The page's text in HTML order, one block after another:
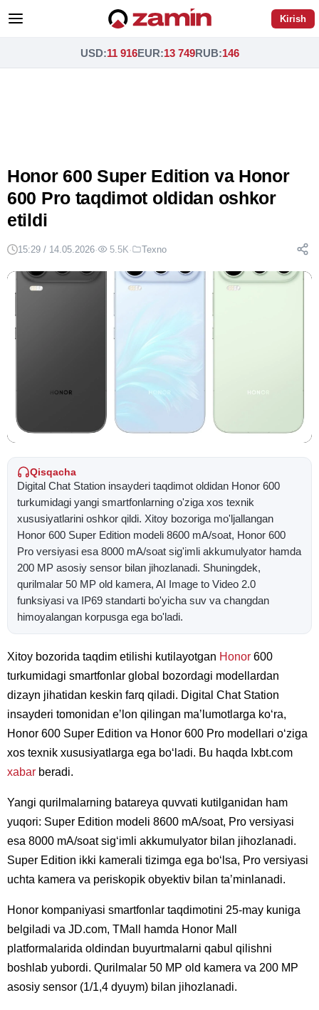
Kirish
USD:11 916EUR:13 749RUB:146
Honor 600 Super Edition va Honor
600 Pro taqdimot oldidan oshkor
etildi
15:29 / 14.05.2026· 5.5K· Texno
Qisqacha
Digital Chat Station insayderi taqdimot oldidan Honor 600
turkumidagi yangi smartfonlarning o'ziga xos texnik
xususiyatlarini oshkor qildi. Xitoy bozoriga mo'ljallangan
Honor 600 Super Edition modeli 8600 mA/soat, Honor 600
Pro versiyasi esa 8000 mA/soat sig'imli akkumulyator hamda
200 MP asosiy sensor bilan jihozlanadi. Shuningdek,
qurilmalar 50 MP old kamera, AI Image to Video 2.0
funksiyasi va IP69 standarti bo'yicha suv va changdan
himoyalangan korpusga ega bo'ladi.
Xitoy bozorida taqdim etilishi kutilayotgan Honor 600
turkumidagi smartfonlar global bozordagi modellardan
dizayn jihatidan keskin farq qiladi. Digital Chat Station
insayderi tomonidan eʼlon qilingan maʼlumotlarga koʻra,
Honor 600 Super Edition va Honor 600 Pro modellari oʻziga
xos texnik xususiyatlarga ega boʻladi. Bu haqda Ixbt.com
xabar beradi.
Yangi qurilmalarning batareya quvvati kutilganidan ham
yuqori: Super Edition modeli 8600 mA/soat, Pro versiyasi
esa 8000 mA/soat sigʻimli akkumulyator bilan jihozlanadi.
Super Edition ikki kamerali tizimga ega boʻlsa, Pro versiyasi
uchta kamera va periskopik obyektiv bilan taʼminlanadi.
Honor kompaniyasi smartfonlar taqdimotini 25-may kuniga
belgiladi va JD.com, TMall hamda Honor Mall
platformalarida oldindan buyurtmalarni qabul qilishni
boshlab yubordi. Qurilmalar 50 MP old kamera va 200 MP
asosiy sensor (1/1,4 dyuym) bilan jihozlanadi.